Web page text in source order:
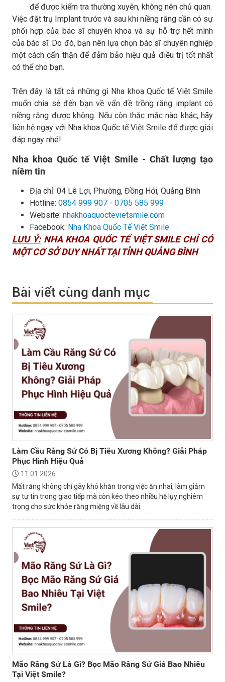
để được kiểm tra thường xuyên, không nên chủ quan.
Việc đặt trụ Implant trước và sau khi niềng răng cần có sự
phối hợp của bác sĩ chuyên khoa và sự hỗ trợ hết mình
của bác sĩ. Do đó, bạn nên lựa chọn bác sĩ chuyên nghiệp
một cách cẩn thận để đảm bảo hiệu quả điều trị tốt nhất
có thể cho bạn.
Trên đây là tất cả những gì Nha khoa Quốc tế Việt Smile
muốn chia sẻ đến bạn về vấn đề trồng răng implant có
niềng răng được không. Nếu còn thắc mắc nào khác, hãy
liên hệ ngay với Nha khoa Quốc tế Việt Smile để được giải
đáp ngay nhé!
Nha khoa Quốc tế Việt Smile - Chất lượng tạo
niềm tin
Địa chỉ: 04 Lê Lợi, Phường, Đồng Hới, Quảng Bình
Hotline: 0854 999 907 - 0705 585 999
Website: nhakhoaquoctevietsmile.com
Facebook: Nha Khoa Quốc Tế Việt Smile
LƯU Ý:NHA KHOA QUỐC TẾ VIỆT SMILE CHỈ CÓ
MỘT CƠ SỞ DUY NHẤT TẠI TỈNH QUẢNG BÌNH
Bài viết cùng danh mục
Làm Cầu Răng Sứ Có Bị Tiêu Xương Không? Giải Pháp
Phục Hình Hiệu Quả
11 01 2026
Mất răng không chỉ gây khó khăn trong việc ăn nhai, làm giảm
sự tự tin trong giao tiếp mà còn kéo theo nhiều hệ lụy nghiêm
trọng cho sức khỏe răng miệng về lâu dài.
Mão Răng Sứ Là Gì? Bọc Mão Răng Sứ Giá Bao Nhiêu
Tại Việt Smile?